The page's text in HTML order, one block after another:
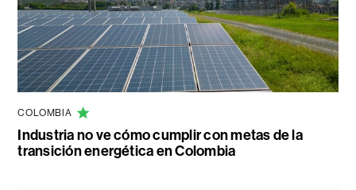
COLOMBIA
Industria no ve cómo cumplir con metas de la
transición energética en Colombia